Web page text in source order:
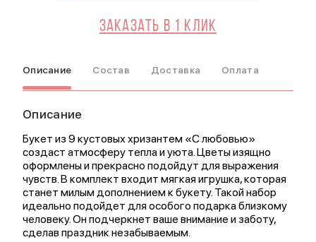
Заказать в 1 клик
Описание Состав Доставка Оплата
Описание
Букет из 9 кустовых хризантем «С любовью»
создаст атмосферу тепла и уюта. Цветы изящно
оформлены и прекрасно подойдут для выражения
чувств. В комплект входит мягкая игрушка, которая
станет милым дополнением к букету. Такой набор
идеально подойдет для особого подарка близкому
человеку. Он подчеркнет ваше внимание и заботу,
сделав праздник незабываемым.